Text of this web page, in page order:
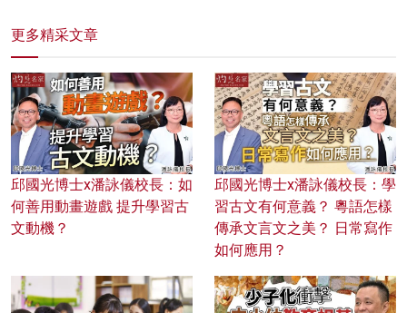
更多精采文章
邱國光博士x潘詠儀校長：如
何善用動畫遊戲 提升學習古
文動機？
邱國光博士x潘詠儀校長：學
習古文有何意義？ 粵語怎樣
傳承文言文之美？ 日常寫作
如何應用？